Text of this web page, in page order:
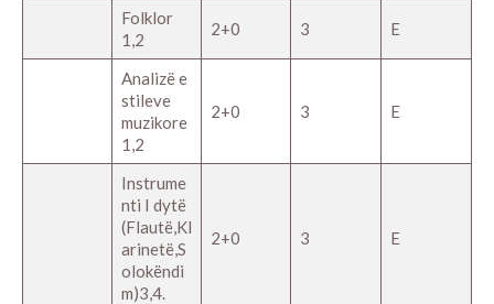
Folklor
1,2
2+0 3 E
Analizë e
stileve
muzikore
1,2
2+0 3 E
Instrume
nti I dytë
(Flautë,Kl
arinetë,S
olokëndi
m)3,4.
2+0 3 E